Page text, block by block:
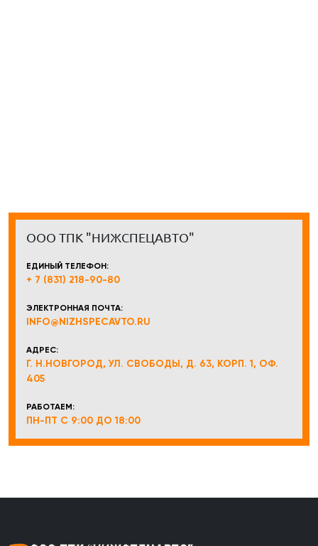
ООО ТПК "НИЖСПЕЦАВТО"
ЕДИНЫЙ ТЕЛЕФОН:
+ 7 (831) 218-90-80
ЭЛЕКТРОННАЯ ПОЧТА:
INFO@NIZHSPECAVTO.RU
АДРЕС:
Г. Н.НОВГОРОД, УЛ. СВОБОДЫ, Д. 63, КОРП. 1, ОФ.
405
РАБОТАЕМ:
ПН-ПТ С 9:00 ДО 18:00